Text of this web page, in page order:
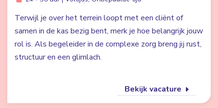
Terwijl je over het terrein loopt met een cliënt of
samen in de kas bezig bent, merk je hoe belangrijk jouw
rol is. Als begeleider in de complexe zorg breng jij rust,
structuur en een glimlach.
Bekijk vacature